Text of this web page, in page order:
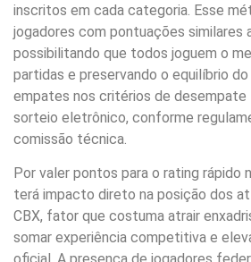
inscritos em cada categoria. Esse
jogadores com pontuações similares
possibilitando que todos joguem o
partidas e preservando o equilíbrio
empates nos critérios de desempate
sorteio eletrônico, conforme
comissão técnica.
Por valer pontos para o rating rápido
terá impacto direto na posição dos
CBX, fator que costuma atrair
somar experiência competitiva e